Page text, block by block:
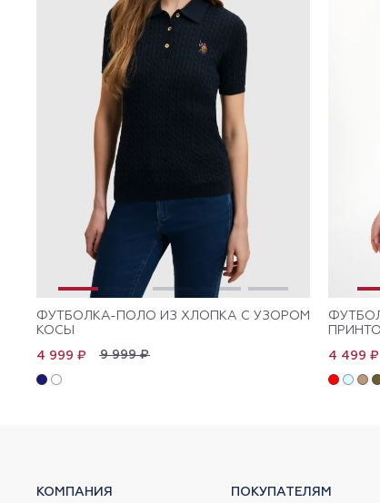
ФУТБОЛКА-ПОЛО ИЗ ХЛОПКА С УЗОРОМ
КОСЫ
9 999 ₽
4 999 ₽ 4 499 ₽
КОМПАНИЯ ПОКУПАТЕЛЯМ